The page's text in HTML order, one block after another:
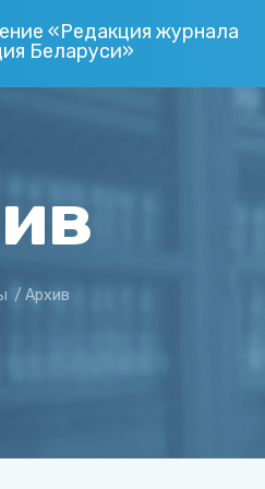
«Редакция журнала
Беларуси»
/ Архив